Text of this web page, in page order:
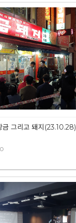
금 그리고 돼지(23.10.28)